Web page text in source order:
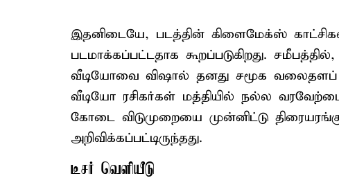
இதனிடையே, படத்தின் கிளைமேக்ஸ்
படமாக்கப்பட்டதாக கூறப்படுகிறது.
வீடியோவை விஷால் தனது சமூக வலைதளப்
வீடியோ ரசிகர்கள் மத்தியில் நல்ல
கோடை விடுமுறையை முன்னிட்டு
அறிவிக்கப்பட்டிருந்தது.
டீசர் வெளியீடு